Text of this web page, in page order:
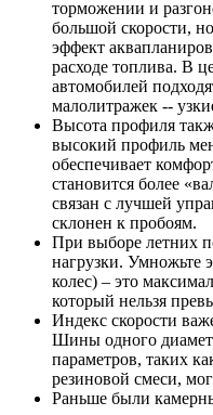
торможении и
большой скорости,
эффект
расходе топлива. В
автомобилей
малолитражек --
Высота профиля
высокий профиль
обеспечивает
становится более
связан с лучшей
склонен к пробоям.
При выборе летних
нагрузки. Умножьте
колес) – это
который нельзя
Индекс скорости
Шины одного
параметров, таких
резиновой смеси,
Раньше были